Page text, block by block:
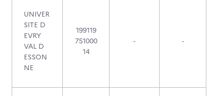
UNIVER
SITE D
EVRY
VAL D
ESSON
NE
199119
751000
14
- -